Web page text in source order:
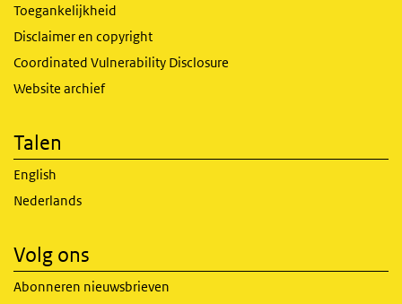
Toegankelijkheid
Disclaimer en copyright
Coordinated Vulnerability Disclosure
Website archief
Talen
English
Nederlands
Volg ons
Abonneren nieuwsbrieven